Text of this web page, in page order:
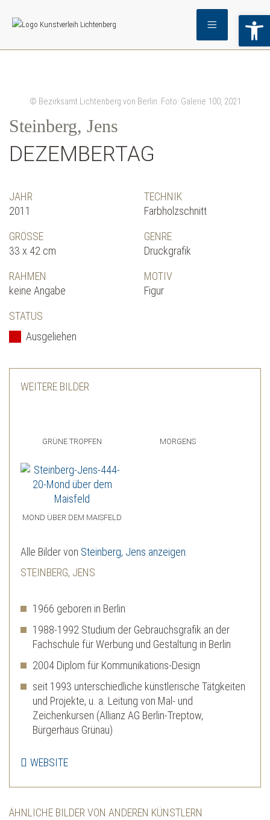
© Bezirksamt Lichtenberg von Berlin. Foto: Galerie 100, 2021
Steinberg, Jens
DEZEMBERTAG
JAHR
2011
GRÖSSE
33 x 42 cm
RAHMEN
keine Angabe
TECHNIK
Farbholzschnitt
GENRE
Druckgrafik
MOTIV
Figur
STATUS
Ausgeliehen
WEITERE BILDER
GRÜNE TROPFEN MORGENS
MOND ÜBER DEM MAISFELD
Alle Bilder von Steinberg, Jens anzeigen
STEINBERG, JENS
1966 geboren in Berlin
1988-1992 Studium der Gebrauchsgrafik an der
Fachschule für Werbung und Gestaltung in Berlin
2004 Diplom für Kommunikations-Design
seit 1993 unterschiedliche künstlerische Tätgkeiten
und Projekte, u. a. Leitung von Mal- und
Zeichenkursen (Allianz AG Berlin-Treptow,
Bürgerhaus Grünau)
WEBSITE
ÄHNLICHE BILDER VON ANDEREN KÜNSTLERN